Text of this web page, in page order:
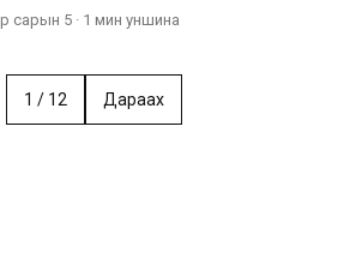
сарын 5 · 1 мин уншина
1 / 12 Дараах